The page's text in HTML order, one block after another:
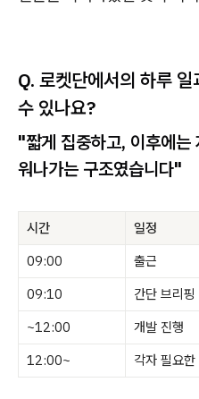
Q. 로켓단에서의 하루
수 있나요?
"짧게 집중하고, 이후에는
워나가는 구조였습니다"
시간
일정
09:00
출근
09:10
간단 브리핑
~12:00
개발 진행
12:00~
각자 필요